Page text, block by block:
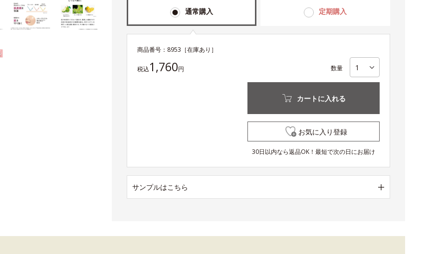
通常購入 定期購入
商品番号： 8953 ［在庫あり］
税込1,760円 数量
カートに入れる
お気に入り登録
30日以内なら返品OK！最短で次の日にお届け
サンプルはこちら